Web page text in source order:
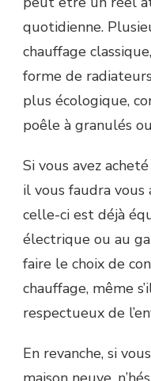
quotidienne.
chauffage
forme de
plus écologique,
poêle à granulés
Si vous avez
il vous faudra vous
celle-ci est déjà
électrique ou au
faire le choix de
chauffage, même
respectueux de
En revanche, si